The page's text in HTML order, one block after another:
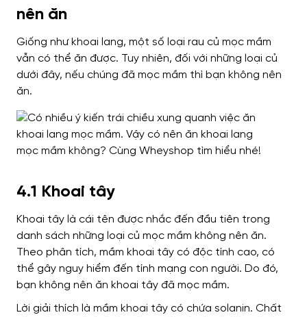
nên ăn
Giống như khoai lang, một số loại rau củ mọc mầm
vẫn có thể ăn được. Tuy nhiên, đối với những loại củ
dưới đây, nếu chúng đã mọc mầm thì bạn không nên
ăn.
4.1 Khoai tây
Khoai tây là cái tên được nhắc đến đầu tiên trong
danh sách những loại củ mọc mầm không nên ăn.
Theo phân tích, mầm khoai tây có độc tính cao, có
thể gây nguy hiểm đến tính mạng con người. Do đó,
bạn không nên ăn khoai tây đã mọc mầm.
Lời giải thích là mầm khoai tây có chứa solanin. Chất